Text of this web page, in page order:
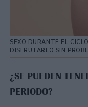
SEXO DURANTE EL
DISFRUTARLO SIN
¿SE PUEDEN
PERIODO?